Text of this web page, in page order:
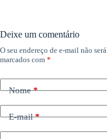
Deixe um comentário
O seu endereço de e-mail não
marcados com *
Nome*
E-mail*